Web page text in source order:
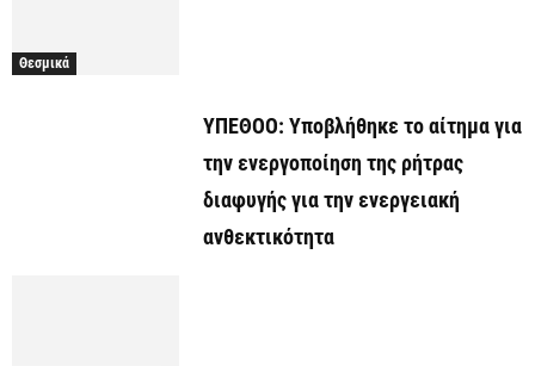
Θεσμικά
ΥΠΕΘΟΟ: Υποβλήθηκε το αίτημα για
την ενεργοποίηση της ρήτρας
διαφυγής για την ενεργειακή
ανθεκτικότητα